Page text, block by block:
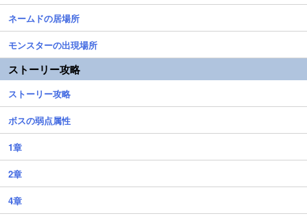
ネームドの居場所
モンスターの出現場所
ストーリー攻略
ストーリー攻略
ボスの弱点属性
1章
2章
4章